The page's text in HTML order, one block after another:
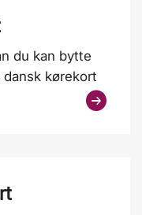
du kan bytte
kørekort